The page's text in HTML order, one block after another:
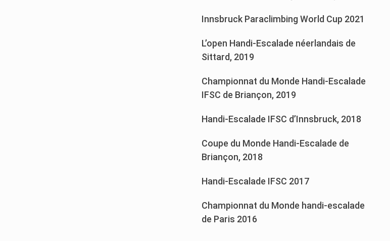
Innsbruck Paraclimbing World Cup 2021
L’open Handi-Escalade néerlandais de
Sittard, 2019
Championnat du Monde Handi-Escalade
IFSC de Briançon, 2019
Handi-Escalade IFSC d’Innsbruck, 2018
Coupe du Monde Handi-Escalade de
Briançon, 2018
Handi-Escalade IFSC 2017
Championnat du Monde handi-escalade
de Paris 2016